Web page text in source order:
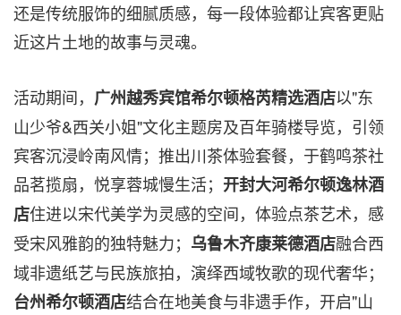
还是传统服饰的细腻质感，每一段体验都让宾客更贴
近这片土地的故事与灵魂。
活动期间， 广州越秀宾馆希尔顿格芮精选酒店以"东
山少爷&西关小姐"文化主题房及百年骑楼导览，引领
宾客沉浸岭南风情；推出川茶体验套餐，于鹤鸣茶社
品茗揽扇，悦享蓉城慢生活； 开封大河希尔顿逸林酒
店住进以宋代美学为灵感的空间，体验点茶艺术，感
受宋风雅韵的独特魅力； 乌鲁木齐康莱德酒店融合西
域非遗纸艺与民族旅拍，演绎西域牧歌的现代奢华；
台州希尔顿酒店结合在地美食与非遗手作，开启"山